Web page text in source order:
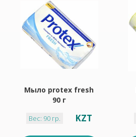
Мыло protex fresh
90 г
Вес: 90 гр. KZT